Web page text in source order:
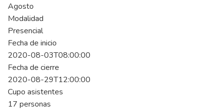
Agosto
Modalidad
Presencial
Fecha de inicio
2020-08-03T08:00:00
Fecha de cierre
2020-08-29T12:00:00
Cupo asistentes
17 personas